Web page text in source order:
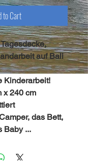
to Cart
auf Bali
Kinderarbeit!
x 240 cm
das Bett,
Baby ...